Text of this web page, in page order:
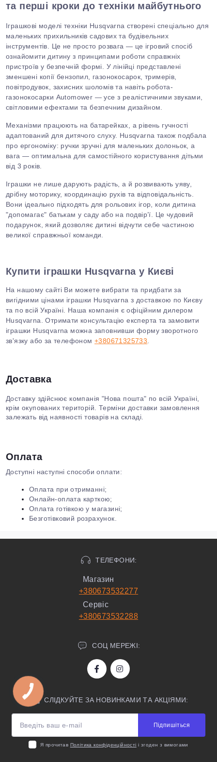
та перші кроки до техніки майбутнього
Іграшкові моделі техніки Husqvarna створені спеціально для
маленьких прихильників садових та будівельних
інструментів. Це не просто розвага — це ігровий спосіб
ознайомити дитину з принципами роботи справжніх
пристроїв у безпечній формі. У лінійці представлені
зменшені копії бензопил, газонокосарок, тримерів,
повітродувок, захисних шоломівта навіть робота-
газонокосарки Automower — усе з реалістичними звуками,
світловими ефектами та безпечним дизайном.
Механізми працюють на батарейках, а рівень гучності
адаптований для дитячого слуху. Husqvarna також подбала
про ергономіку: ручки зручні для маленьких долоньок, а
вага — оптимальна для самостійного користування дітьми
від 3 років.
Іграшки не лише дарують радість, а й розвивають уяву,
дрібну моторику, координацію рухів та відповідальність.
Вони ідеально підходять для рольових ігор, коли дитина
"допомагає" батькам у саду або на подвір’ї. Це чудовий
подарунок, який дозволяє дитині відчути себе частиною
великої справжньої команди.
Купити іграшки Husqvarna у Києві
На нашому сайті Ви можете вибрати та придбати за
вигідними цінами іграшки Husqvarna з доставкою по Києву
та по всій Україні. Наша компанія є офіційним дилером
Husqvarna. Отримати консультацію експерта та замовити
іграшки Husqvarna можна заповнивши форму зворотного
зв'язку або за телефоном +380671325733
Доставка
Доставку здійснює компанія "Нова пошта" по всій Україні,
крім окупованих територій. Терміни доставки замовлення
залежать від наявності товарів на складі.
Оплата
Доступні наступні способи оплати:
Оплата при отриманні;
Онлайн-оплата карткою;
Оплата готівкою у магазині;
Безготівковий розрахунок.
ТЕЛЕФОНИ:
Магазин
+380673532277
Сервіс
+380673532288
СОЦ МЕРЕЖІ:
СЛІДКУЙТЕ ЗА НОВИНКАМИ ТА АКЦІЯМИ:
Підпишіться
Я прочитав Політика конфіденційності і згоден з вимогами